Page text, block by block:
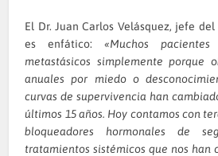
El Dr. Juan Carlos Velásquez, jefe
es enfático: «Muchos
metastásicos simplemente porque
anuales por miedo o
curvas de supervivencia han
últimos 15 años. Hoy contamos con
bloqueadores hormonales de
tratamientos sistémicos que nos han